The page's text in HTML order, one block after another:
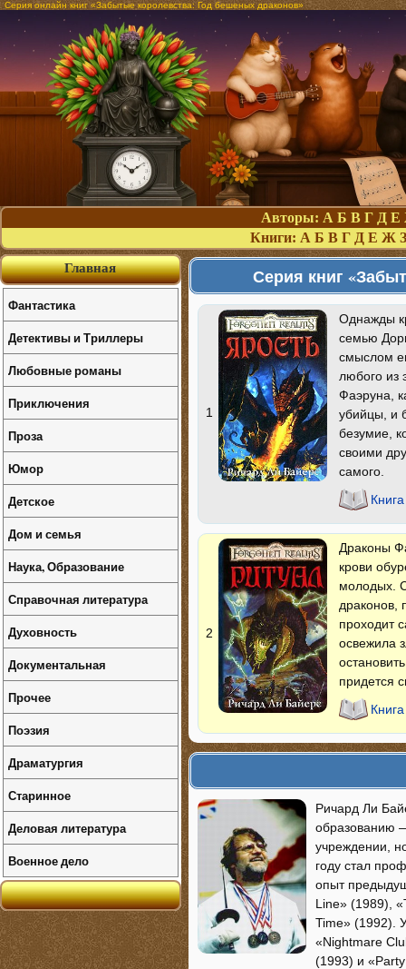
Серия онлайн книг «Забытые королевства: Год бешеных драконов»
Авторы: А Б В Г Д Е
Книги: А Б В Г Д Е Ж З
Серия книг
1
Однажды
семью
смыслом
любого из
Фаэруна,
убийцы, и
безумие,
своими
самого.
2
Драконы
крови
молодых.
драконов,
проходит
освежила
придется
Ричард Ли
образованию
учреждении,
году стал
опыт
Line» (1989),
Time» (1992).
«Nightmare
(1993) и
Главная
Фантастика
Детективы и Триллеры
Любовные романы
Приключения
Проза
Юмор
Детское
Дом и семья
Наука, Образование
Справочная литература
Духовность
Документальная
Прочее
Поэзия
Драматургия
Старинное
Деловая литература
Военное дело